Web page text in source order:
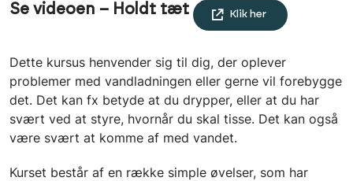
Se videoen – Holdt tæt Klik her
Dette kursus henvender sig til dig, der oplever
problemer med vandladningen eller gerne vil forebygge
det. Det kan fx betyde at du drypper, eller at du har
svært ved at styre, hvornår du skal tisse. Det kan også
være svært at komme af med vandet.
Kurset består af en række simple øvelser, som har